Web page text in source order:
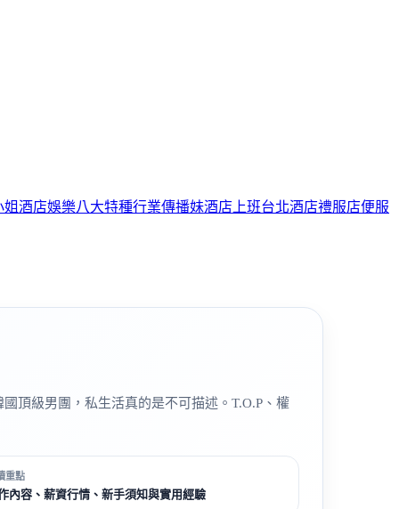
酒店娛樂八大特種行業傳播妹酒店上班台北酒店禮服店便服
頂級男團，私生活真的是不可描述。T.O.P、權
重點
內容、薪資行情、新手須知與實用經驗